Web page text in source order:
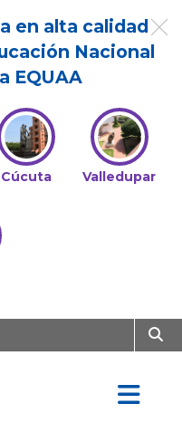
en alta calidad
Nacional
EQUAA
Cúcuta Valledupar